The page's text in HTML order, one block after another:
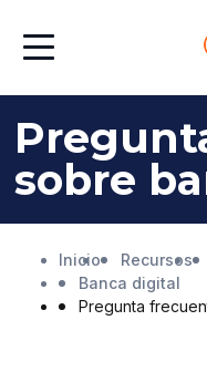
contenido
contenido
de
página
Abrir
sobre
Inicio Recursos
Banca digital
Pregunta